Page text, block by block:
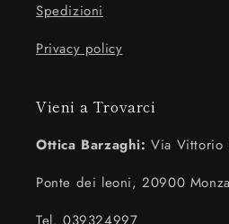
Spedizioni
Privacy policy
Vieni a Trovarci
Ottica Barzaghi: Via Vittorio
Ponte dei leoni, 20900